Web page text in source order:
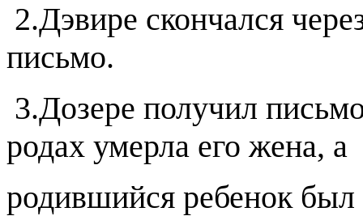
2.Дэвире скончался
письмо.
3.Дозере получил
родах умерла его жена, а
родившийся ребенок был